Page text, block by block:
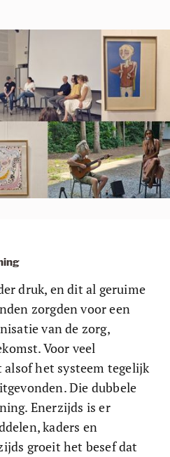
druk, en dit al geruime
zorgden voor een
van de zorg,
Voor veel
het systeem tegelijk
Die dubbele
Enerzijds is er
kaders en
groeit het besef dat